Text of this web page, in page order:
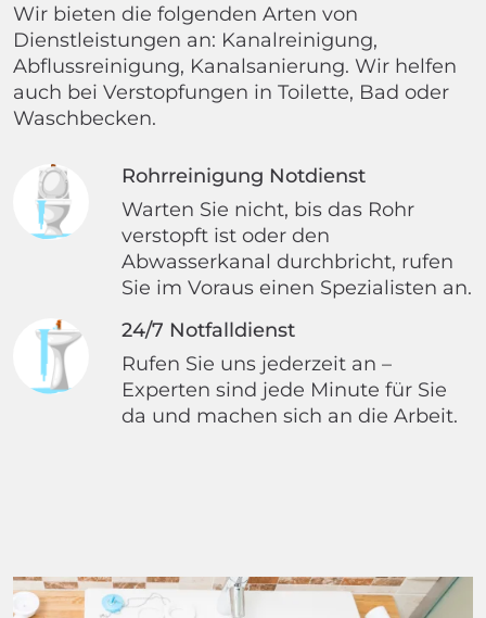
Wir bieten die folgenden Arten von
Dienstleistungen an: Kanalreinigung,
Abflussreinigung, Kanalsanierung. Wir helfen
auch bei Verstopfungen in Toilette, Bad oder
Waschbecken.
Rohrreinigung Notdienst
Warten Sie nicht, bis das Rohr
verstopft ist oder den
Abwasserkanal durchbricht, rufen
Sie im Voraus einen Spezialisten an.
24/7 Notfalldienst
Rufen Sie uns jederzeit an –
Experten sind jede Minute für Sie
da und machen sich an die Arbeit.